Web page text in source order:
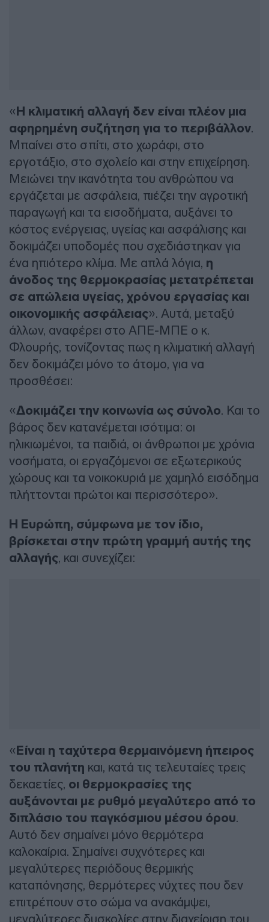
« Η κλιματική αλλαγή δεν είναι πλέον μια
αφηρημένη συζήτηση για το περιβάλλον.
Μπαίνει στο σπίτι, στο χωράφι, στο
εργοτάξιο, στο σχολείο και στην επιχείρηση.
Μειώνει την ικανότητα του ανθρώπου να
εργάζεται με ασφάλεια, πιέζει την αγροτική
παραγωγή και τα εισοδήματα, αυξάνει το
κόστος ενέργειας, υγείας και ασφάλισης και
δοκιμάζει υποδομές που σχεδιάστηκαν για
ένα ηπιότερο κλίμα. Με απλά λόγια, η
άνοδος της θερμοκρασίας μετατρέπεται
σε απώλεια υγείας, χρόνου εργασίας και
οικονομικής ασφάλειας». Αυτά, μεταξύ
άλλων, αναφέρει στο ΑΠΕ-ΜΠΕ ο κ.
Φλουρής, τονίζοντας πως η κλιματική αλλαγή
δεν δοκιμάζει μόνο το άτομο, για να
προσθέσει:
«Δοκιμάζει την κοινωνία ως σύνολο. Και το
βάρος δεν κατανέμεται ισότιμα: οι
ηλικιωμένοι, τα παιδιά, οι άνθρωποι με χρόνια
νοσήματα, οι εργαζόμενοι σε εξωτερικούς
χώρους και τα νοικοκυριά με χαμηλό εισόδημα
πλήττονται πρώτοι και περισσότερο».
Η Ευρώπη, σύμφωνα με τον ίδιο,
βρίσκεται στην πρώτη γραμμή αυτής της
αλλαγής, και συνεχίζει:
« Είναι η ταχύτερα θερμαινόμενη ήπειρος
του πλανήτη και, κατά τις τελευταίες τρεις
δεκαετίες, οι θερμοκρασίες της
αυξάνονται με ρυθμό μεγαλύτερο από το
διπλάσιο του παγκόσμιου μέσου όρου.
Αυτό δεν σημαίνει μόνο θερμότερα
καλοκαίρια. Σημαίνει συχνότερες και
μεγαλύτερες περιόδους θερμικής
καταπόνησης, θερμότερες νύχτες που δεν
επιτρέπουν στο σώμα να ανακάμψει,
μεγαλύτερες δυσκολίες στην διαχείριση του